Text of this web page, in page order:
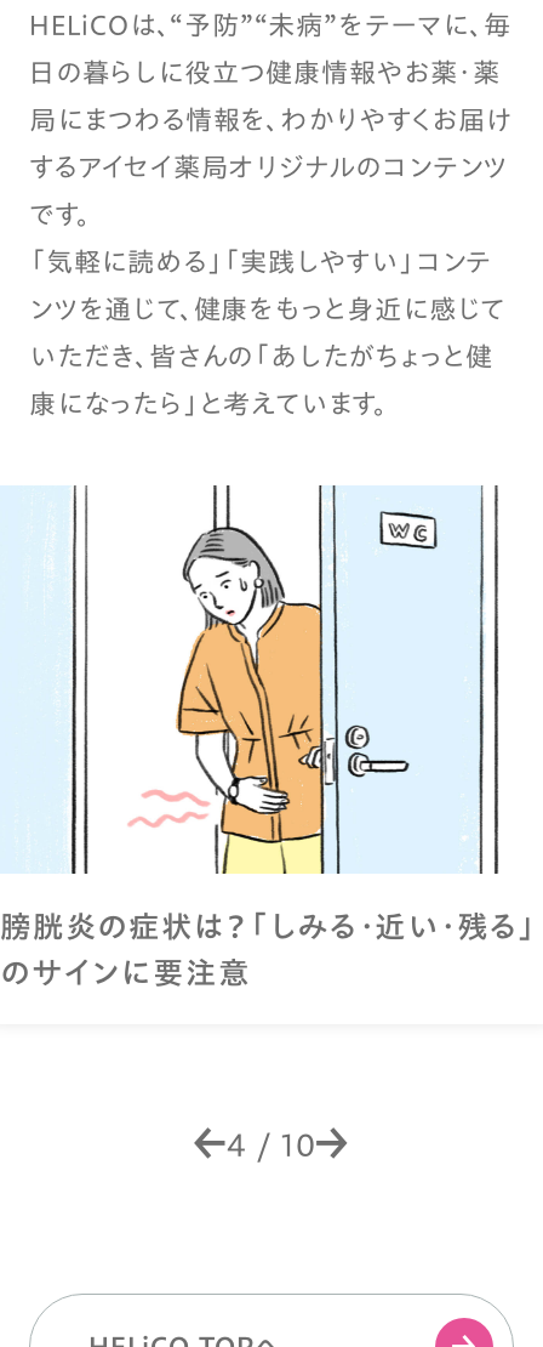
HELiCOは、“予防”“未病”をテーマに、毎
日の暮らしに役立つ健康情報やお薬・薬
局にまつわる情報を、わかりやすくお届け
するアイセイ薬局オリジナルのコンテンツ
です。
「気軽に読める」「実践しやすい」コンテ
ンツを通じて、健康をもっと身近に感じて
いただき、皆さんの「あしたがちょっと健
康になったら」と考えています。
膀胱炎の症状は？「しみる・近い・残る」
のサインに要注意
4 / 10